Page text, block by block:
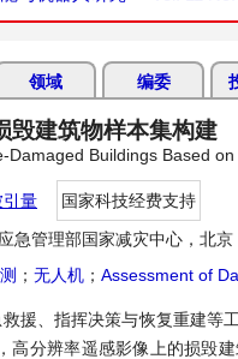
领域 编委
毁建筑物样本集构建
Buildings Based
引量
国家科技经费支持
应急管理部国家减灾中心，北京
； 无人机 ； Assessment of
援、指挥决策与恢复重建
高分辨率遥感影像上的损毁